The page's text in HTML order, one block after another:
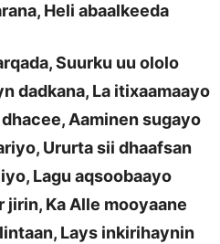
Heli abaalkeeda
Suurku uu ololo
dadkana, La itixaamaayo
Aaminen sugayo
Ururta sii dhaafsan
Lagu aqsoobaayo
jirin, Ka Alle mooyaane
Lays inkirihaynin